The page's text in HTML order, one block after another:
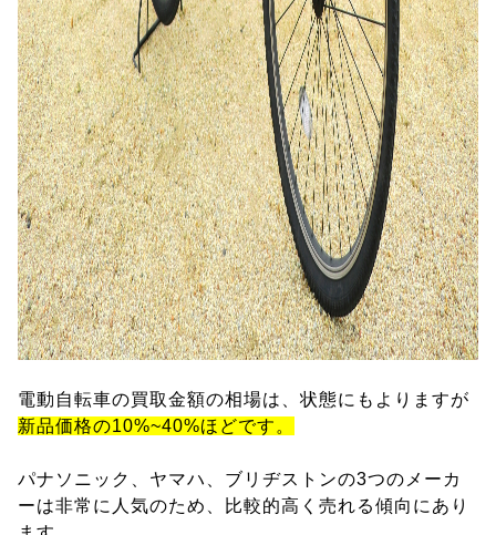
電動自転車の買取金額の相場は、状態にもよりますが
新品価格の10%~40%ほどです。
パナソニック、ヤマハ、ブリヂストンの3つのメーカ
ーは非常に人気のため、比較的高く売れる傾向にあり